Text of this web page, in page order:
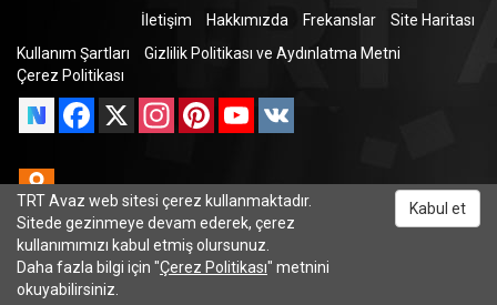
İletişim
Hakkımızda Frekanslar
Site Haritası
Kullanım Şartları
Gizlilik Politikası ve Aydınlatma Metni
Çerez Politikası
Facebook
X InstagramPinterestYouTube
TRT Avaz web sitesi çerez kullanmaktadır.
Sitede gezinmeye devam ederek, çerez
kullanımımızı kabul etmiş olursunuz.
Daha fazla bilgi için "Çerez Politikası" metnini
okuyabilirsiniz.
Kabul et